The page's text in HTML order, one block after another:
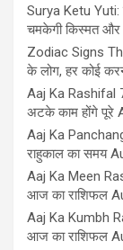
Surya Ketu Yuti:
चमकेगी किस्मत
Zodiac Signs
के लोग, हर कोई
Aaj Ka Rashifal 7
अटके काम होंगे पूरे
Aaj Ka
राहुकाल का समय
Aaj Ka Meen
आज का राशिफल
Aaj Ka Kumbh
आज का राशिफल